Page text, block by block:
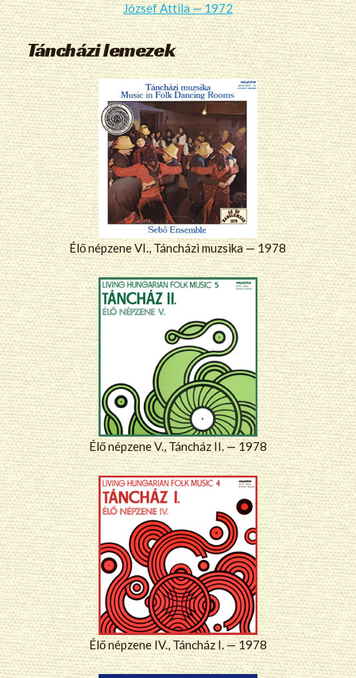
József Attila — 1972
Táncházi lemezek
Élő népzene VI., Táncházi muzsika — 1978
Élő népzene V., Táncház II. — 1978
Élő népzene IV., Táncház I. — 1978